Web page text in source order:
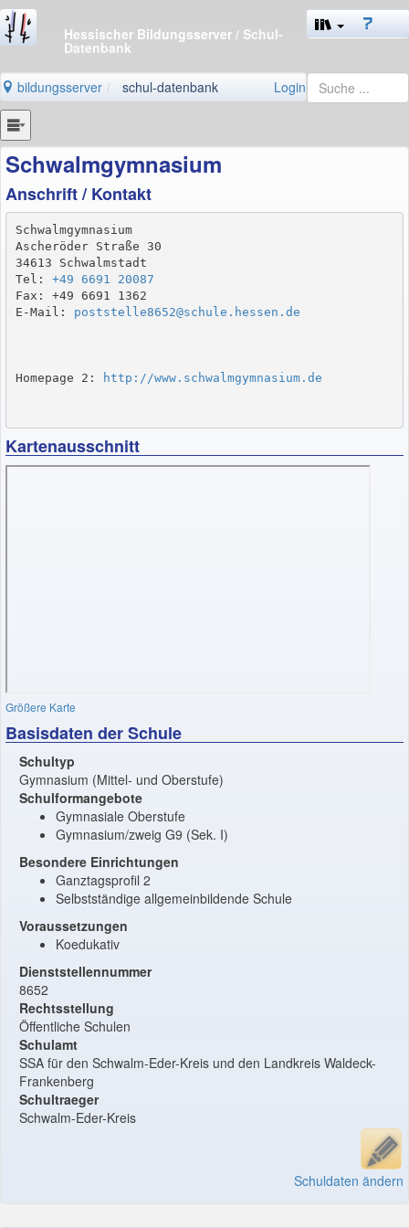
Hessischer Bildungsserver / Schul-
Datenbank
bildungsserver schul-datenbank Login
Schwalmgymnasium
Anschrift / Kontakt
Schwalmgymnasium
Ascheröder Straße 30
34613 Schwalmstadt
Tel: +49 6691 20087
Fax: +49 6691 1362
E-Mail: poststelle8652@schule.hessen.de
Homepage 2: http://www.schwalmgymnasium.de
Kartenausschnitt
Größere Karte
Basisdaten der Schule
Schultyp
Gymnasium (Mittel- und Oberstufe)
Schulformangebote
Gymnasiale Oberstufe
Gymnasium/zweig G9 (Sek. I)
Besondere Einrichtungen
Ganztagsprofil 2
Selbstständige allgemeinbildende Schule
Voraussetzungen
Koedukativ
Dienststellennummer
8652
Rechtsstellung
Öffentliche Schulen
Schulamt
SSA für den Schwalm-Eder-Kreis und den Landkreis Waldeck-
Frankenberg
Schultraeger
Schwalm-Eder-Kreis
Schuldaten ändern